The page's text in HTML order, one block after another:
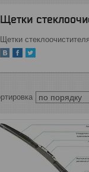
Щетки
Щетки